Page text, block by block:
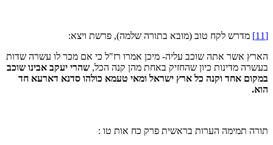
[11]
מדרש לקח טוב (מובא בתורה שלמה), פרשת ויצא:
הארץ אשר אתה שוכב עליה- מיכן אמרו רז"ל כי אם מכר לו עשרה שדות
בעשרה מדינות כיון שהחזיק באחת מהן קנה הכל, שהרי יעקב אבינו שוכב
במקום אחד וקנה כל ארץ ישראל ומאי טעמא כולהו סדנא דארעא חד
הוא.
תורה תמימה הערות בראשית פרק כח אות טו :